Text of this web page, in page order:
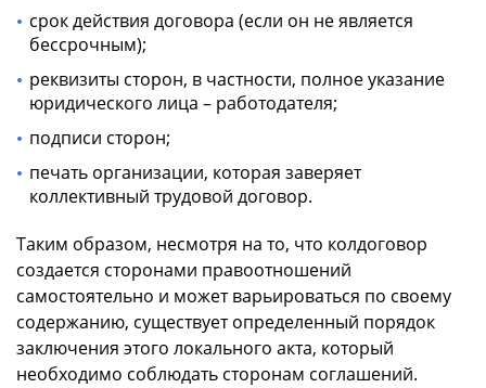
срок действия договора (если он не является
бессрочным);
реквизиты сторон, в частности, полное указание
юридического лица – работодателя;
подписи сторон;
печать организации, которая заверяет
коллективный трудовой договор.
Таким образом, несмотря на то, что колдоговор
создается сторонами правоотношений
самостоятельно и может варьироваться по своему
содержанию, существует определенный порядок
заключения этого локального акта, который
необходимо соблюдать сторонам соглашений.